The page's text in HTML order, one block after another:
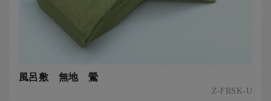
風呂敷 無地 鶯
Z-FRSK-U